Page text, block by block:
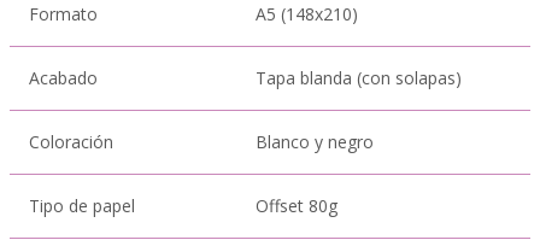
Formato A5 (148x210)
Acabado Tapa blanda (con solapas)
Coloración Blanco y negro
Tipo de papel Offset 80g